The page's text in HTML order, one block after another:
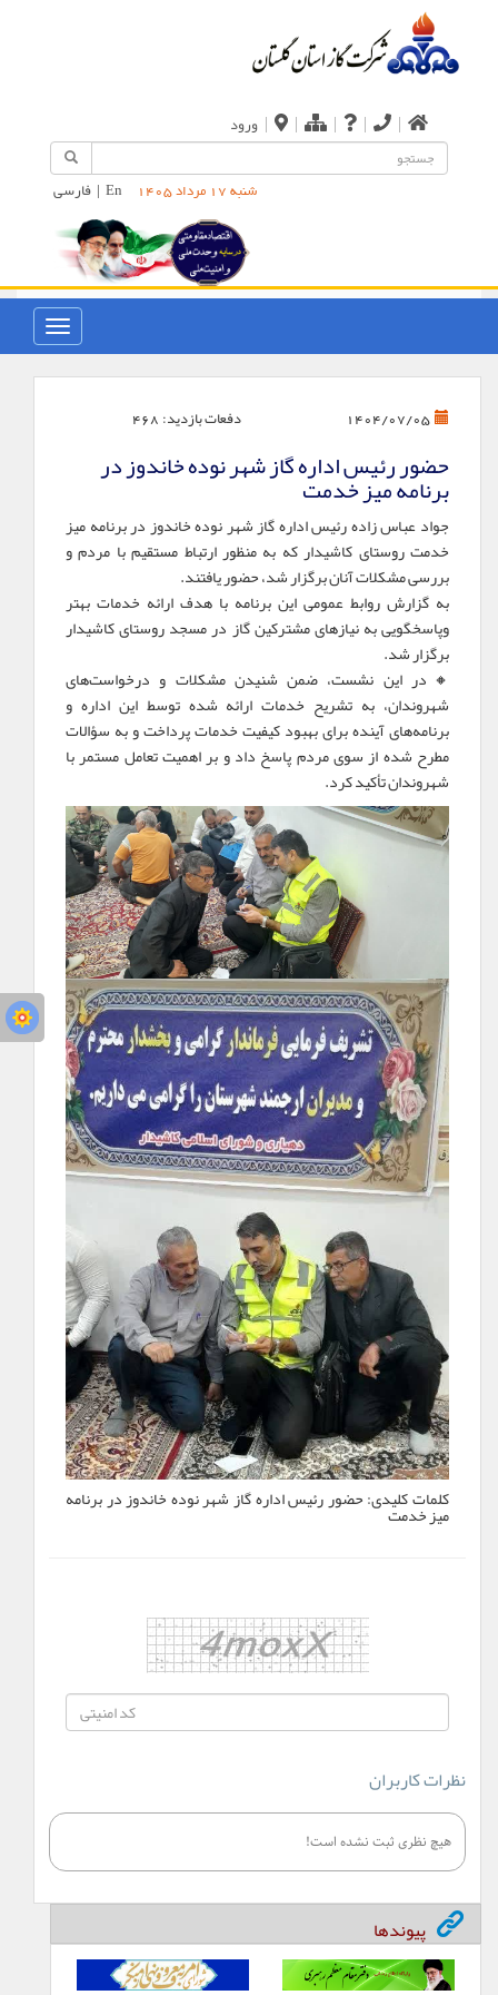
|
|
|
|
| ورود
شنبه 17 مرداد 1405 En
| فارسی
1404/07/05 دفعات بازدید: 468
حضور رئیس اداره گاز شهر نوده خاندوز در
برنامه میز خدمت
جواد عباس زاده رئیس اداره گاز شهر نوده خاندوز در برنامه میز
خدمت روستای کاشیدار که به منظور ارتباط مستقیم با مردم و
بررسی مشکلات آنان برگزار شد، حضور یافتند.
به گزارش روابط عمومی این برنامه با هدف ارائه خدمات بهتر
وپاسخگویی به نیازهای مشترکین گاز در مسجد روستای کاشیدار
برگزار شد.
🔸در این نشست، ضمن شنیدن مشکلات و درخواست‌های
شهروندان، به تشریح خدمات ارائه شده توسط این اداره و
برنامه‌های آینده برای بهبود کیفیت خدمات پرداخت و به سؤالات
مطرح شده از سوی مردم پاسخ داد و بر اهمیت تعامل مستمر با
شهروندان تأکید کرد.
کلمات کلیدی:حضور رئیس اداره گاز شهر نوده خاندوز در برنامه
میز خدمت
نظرات کاربران
هیچ نظری ثبت نشده است!
پیوندها